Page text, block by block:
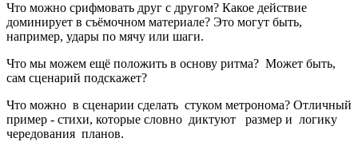
Что можно срифмовать друг с другом? Какое действие
доминирует в съёмочном материале? Это могут быть,
например, удары по мячу или шаги.
Что мы можем ещё положить в основу ритма? Может быть,
сам сценарий подскажет?
Что можно в сценарии сделать стуком метронома? Отличный
пример - стихи, которые словно диктуют размер и логику
чередования планов.